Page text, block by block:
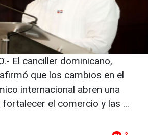
El canciller dominicano,
que los cambios en el
internacional abren una
el comercio y las ...